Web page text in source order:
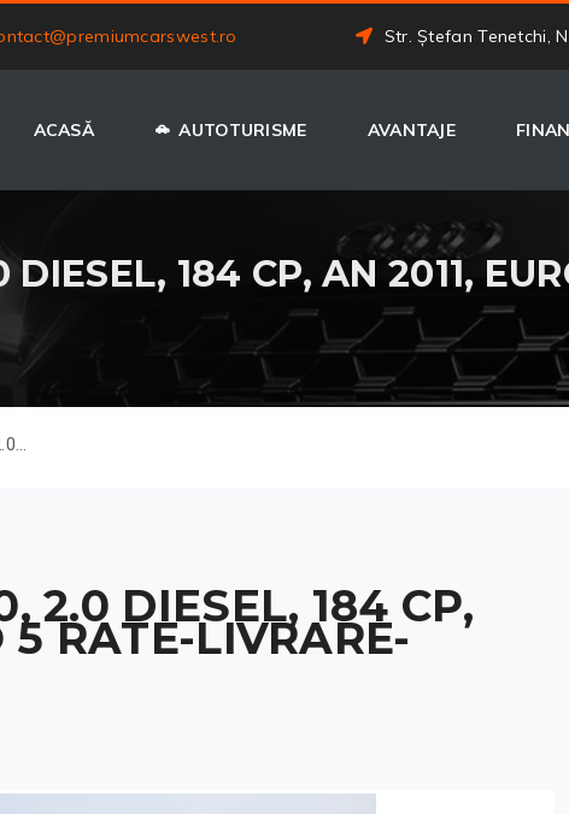
Str. Ștefan Tenetchi,
ACASĂ AUTOTURISME AVANTAJE
184 CP, AN 2011,
2.0 DIESEL, 184 CP,
5 RATE-LIVRARE-